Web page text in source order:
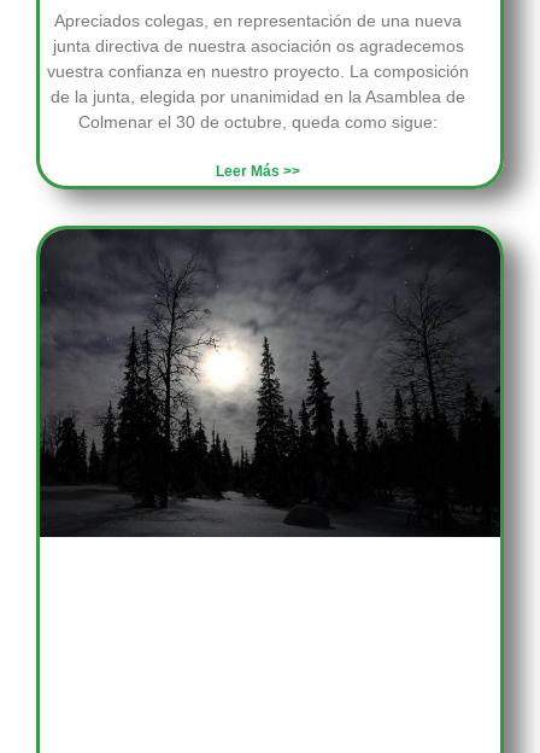
Apreciados colegas, en representación de una nueva
junta directiva de nuestra asociación os agradecemos
vuestra confianza en nuestro proyecto. La composición
de la junta, elegida por unanimidad en la Asamblea de
Colmenar el 30 de octubre, queda como sigue:
Leer Más >>